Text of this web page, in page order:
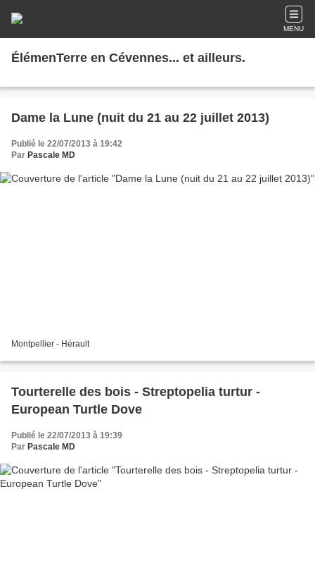
MENU
ÉlémenTerre en Cévennes... et ailleurs.
Dame la Lune (nuit du 21 au 22 juillet 2013)
Publié le 22/07/2013 à 19:42
Par Pascale MD
Montpellier - Hérault
Tourterelle des bois - Streptopelia turtur -
European Turtle Dove
Publié le 22/07/2013 à 19:39
Par Pascale MD